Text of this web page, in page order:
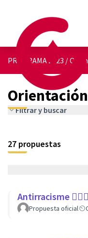
PROGRAMA 2023 /
Filtrar y buscar
27 propuestas
Antirracisme
Propuesta oficial